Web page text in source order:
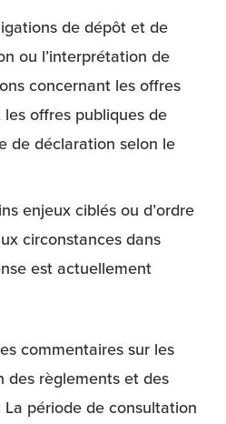
de dépôt et de
ou l’interprétation de
concernant les offres
les offres publiques de
de déclaration selon le
enjeux ciblés ou d’ordre
circonstances dans
est actuellement
commentaires sur les
des règlements et des
période de consultation